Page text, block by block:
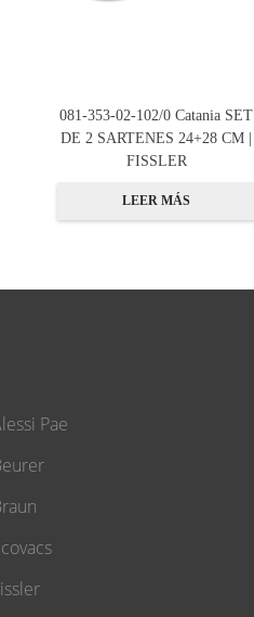
081-353-02-102/0 Catania SET
DE 2 SARTENES 24+28 CM |
FISSLER
LEER MÁS
Pae